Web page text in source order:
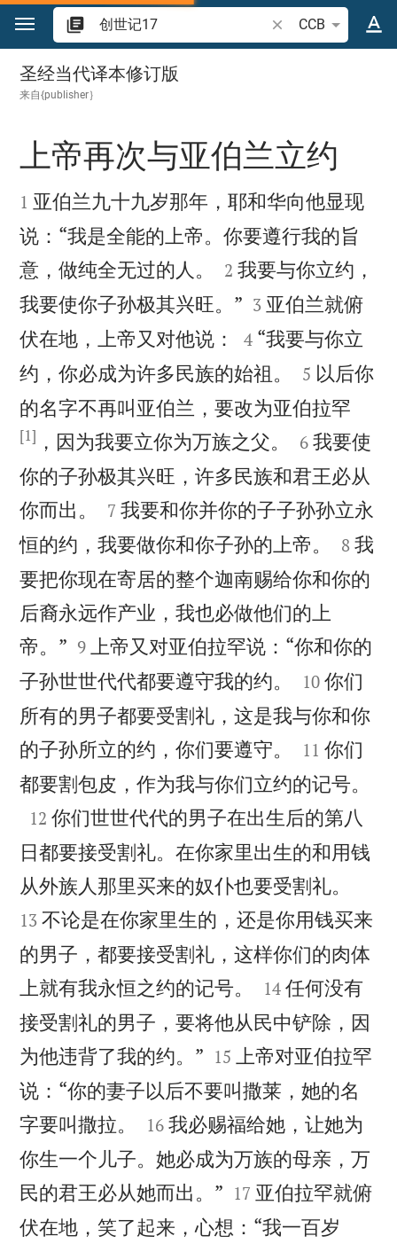
跳转到内容
搜索圣经经文或单词
CCB
创世记 17
圣经当代译本修订版
来自{publisher｝

上帝再次与亚伯兰立约

1 亚伯兰九十九岁那年，耶和华向他显现
说：“我是全能的上帝。你要遵行我的旨
意，做纯全无过的人。


2 我要与你立约，
我要使你子孙极其兴旺。” 

3 亚伯兰就俯
伏在地，上帝又对他说：


4 “我要与你立
约，你必成为许多民族的始祖。


5 以后你
的名字不再叫亚伯兰，要改为亚伯拉罕
[1] ，因为我要立你为万族之父。 

6 我要使
你的子孙极其兴旺，许多民族和君王必从
你而出。


7 我要和你并你的子子孙孙立永
恒的约，我要做你和你子孙的上帝。


8 我
要把你现在寄居的整个迦南赐给你和你的
后裔永远作产业，我也必做他们的上
帝。” 

9 上帝又对亚伯拉罕说：“你和你的
子孙世世代代都要遵守我的约。


10 你们
所有的男子都要受割礼，这是我与你和你
的子孙所立的约，你们要遵守。


11 你们
都要割包皮，作为我与你们立约的记号。

12 你们世世代代的男子在出生后的第八
日都要接受割礼。在你家里出生的和用钱
从外族人那里买来的奴仆也要受割礼。
13 不论是在你家里生的，还是你用钱买来
的男子，都要接受割礼，这样你们的肉体
上就有我永恒之约的记号。


14 任何没有
接受割礼的男子，要将他从民中铲除，因
为他违背了我的约。” 

15 上帝对亚伯拉罕
说：“你的妻子以后不要叫撒莱，她的名
字要叫撒拉。


16 我必赐福给她，让她为
你生一个儿子。她必成为万族的母亲，万
民的君王必从她而出。” 

17 亚伯拉罕就俯
伏在地，笑了起来，心想：“我一百岁